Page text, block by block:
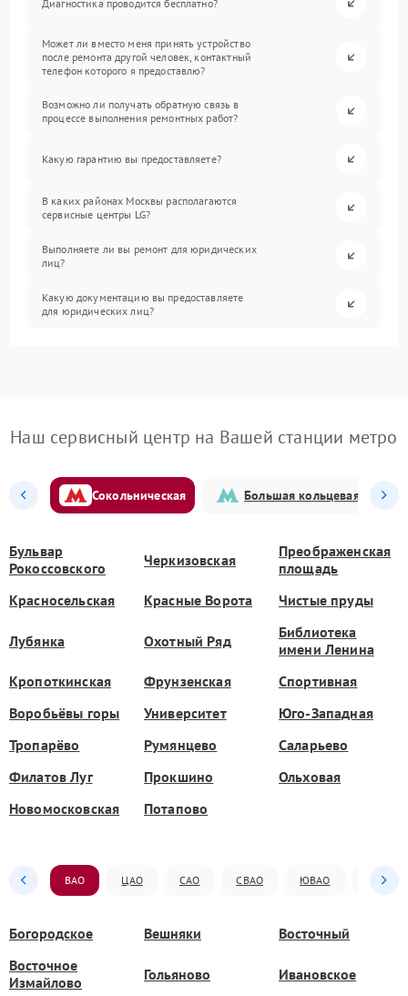
Диагностика проводится бесплатно?
Может ли вместо меня принять устройство
после ремонта другой человек, контактный
телефон которого я предоставлю?
Возможно ли получать обратную связь в
процессе выполнения ремонтных работ?
Какую гарантию вы предоставляете?
В каких районах Москвы располагаются
сервисные центры LG?
Выполняете ли вы ремонт для юридических
лиц?
Какую документацию вы предоставляете
для юридических лиц?
Наш сервисный центр на Вашей станции метро
Сокольническая Большая кольцевая
Бульвар
Рокоссовского
Черкизовская
Преображенская
площадь
Красносельская
Красные Ворота Чистые пруды
Лубянка Охотный Ряд
Библиотека
имени Ленина
Кропоткинская
Фрунзенская
Спортивная
Воробьёвы горы
Университет
Юго-Западная
Тропарёво
Румянцево
Саларьево
Филатов Луг
Прокшино
Ольховая
Новомосковская
Потапово
ВАО ЦАО САО СВАО ЮВАО ЮАО
Богородское Вешняки
Восточный
Восточное
Измайлово
Гольяново Ивановское